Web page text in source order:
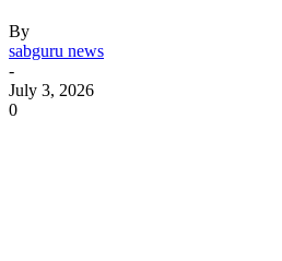
By
sabguru news
-
July 3, 2026
0